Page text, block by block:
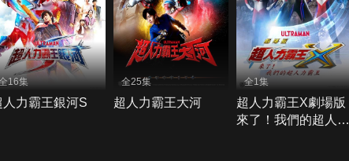
16集
人力霸王銀河S
全25集
超人力霸王大河
全1集
超人力霸王X劇場版
來了！我們的超人力